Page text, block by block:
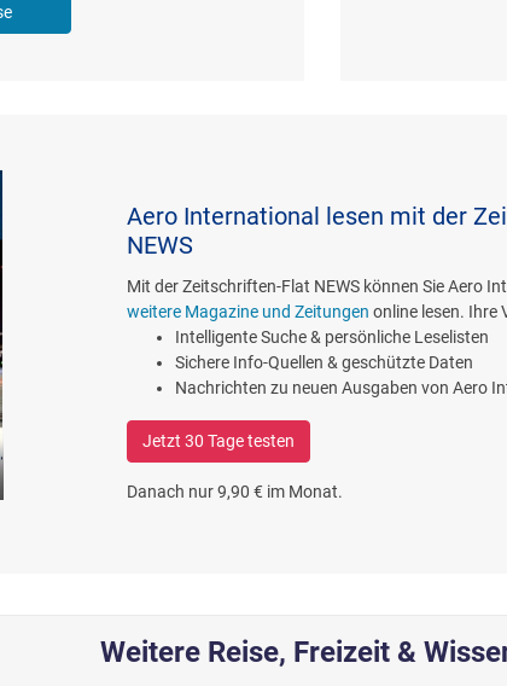
Aero International lesen mit der
NEWS
Mit der Zeitschriften-Flat NEWS können Sie Aero
weitere Magazine und Zeitungen online lesen. Ihre
Intelligente Suche & persönliche Leselisten
Sichere Info-Quellen & geschützte Daten
Nachrichten zu neuen Ausgaben von Aero
Jetzt 30 Tage testen
Danach nur 9,90 € im Monat.
Weitere Reise, Freizeit &